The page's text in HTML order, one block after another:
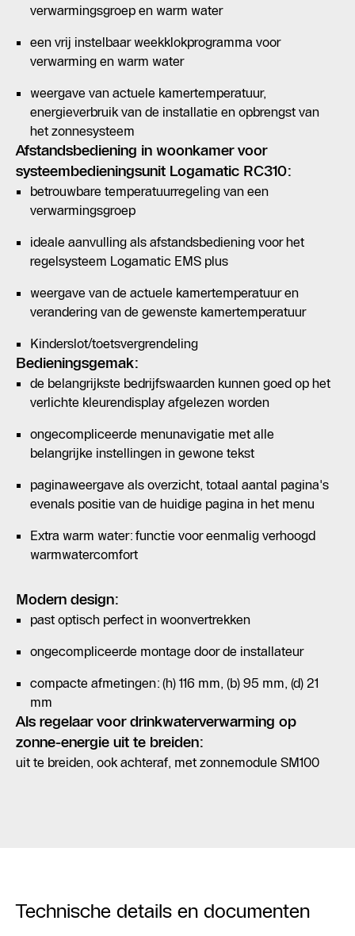
verwarmingsgroep en warm water
een vrij instelbaar weekklokprogramma voor
verwarming en warm water
weergave van actuele kamertemperatuur,
energieverbruik van de installatie en opbrengst van
het zonnesysteem
Afstandsbediening in woonkamer voor
systeembedieningsunit Logamatic RC310:
betrouwbare temperatuurregeling van een
verwarmingsgroep
ideale aanvulling als afstandsbediening voor het
regelsysteem Logamatic EMS plus
weergave van de actuele kamertemperatuur en
verandering van de gewenste kamertemperatuur
Kinderslot/toetsvergrendeling
Bedieningsgemak:
de belangrijkste bedrijfswaarden kunnen goed op het
verlichte kleurendisplay afgelezen worden
ongecompliceerde menunavigatie met alle
belangrijke instellingen in gewone tekst
paginaweergave als overzicht, totaal aantal pagina's
evenals positie van de huidige pagina in het menu
Extra warm water: functie voor eenmalig verhoogd
warmwatercomfort
Modern design:
past optisch perfect in woonvertrekken
ongecompliceerde montage door de installateur
compacte afmetingen: (h) 116 mm, (b) 95 mm, (d) 21
mm
Als regelaar voor drinkwaterverwarming op
zonne-energie uit te breiden:
uit te breiden, ook achteraf, met zonnemodule SM100
Technische details en documenten